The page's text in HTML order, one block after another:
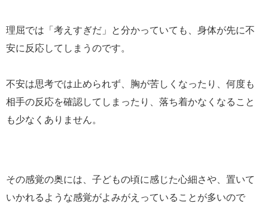
理屈では「考えすぎだ」と分かっていても、身体が先に不
安に反応してしまうのです。
不安は思考では止められず、胸が苦しくなったり、何度も
相手の反応を確認してしまったり、落ち着かなくなること
も少なくありません。
その感覚の奥には、子どもの頃に感じた心細さや、置いて
いかれるような感覚がよみがえっていることが多いので